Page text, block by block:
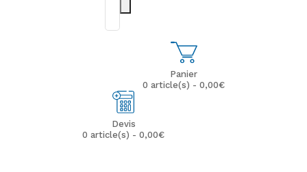
Panier
0 article(s) - 0,00€
Devis
0 article(s) - 0,00€